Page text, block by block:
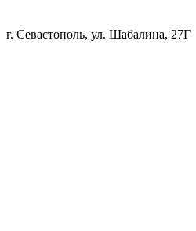
г. Севастополь, ул. Шабалина, 27Г